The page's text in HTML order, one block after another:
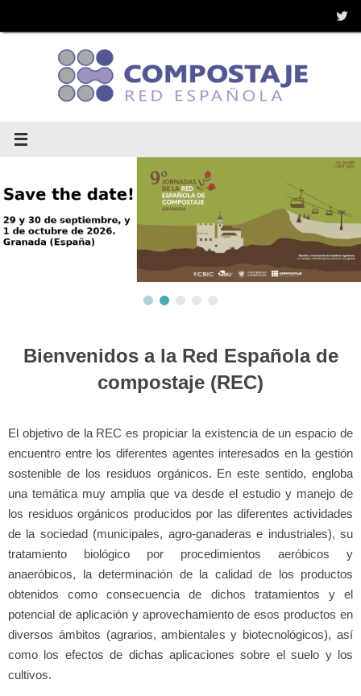
Bienvenidos a la Red Española de
compostaje (REC)
El objetivo de la REC es propiciar la existencia de un espacio de
encuentro entre los diferentes agentes interesados en la gestión
sostenible de los residuos orgánicos. En este sentido, engloba
una temática muy amplia que va desde el estudio y manejo de
los residuos orgánicos producidos por las diferentes actividades
de la sociedad (municipales, agro-ganaderas e industriales), su
tratamiento biológico por procedimientos aeróbicos y
anaeróbicos, la determinación de la calidad de los productos
obtenidos como consecuencia de dichos tratamientos y el
potencial de aplicación y aprovechamiento de esos productos en
diversos ámbitos (agrarios, ambientales y biotecnológicos), así
como los efectos de dichas aplicaciones sobre el suelo y los
cultivos.